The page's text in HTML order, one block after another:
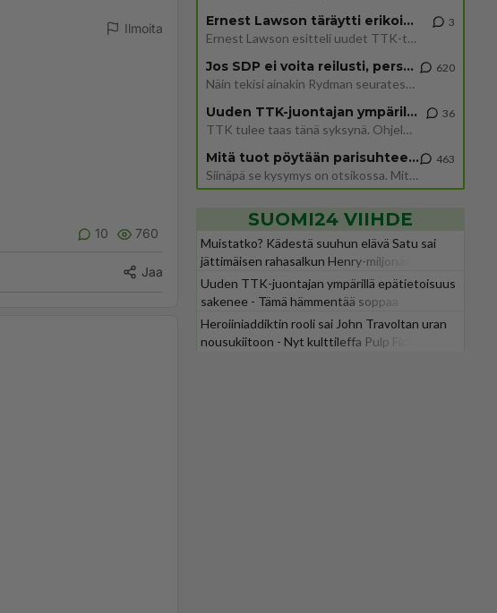
Ilmoita
10 760
Jaa
Ernest Lawson täräytti erikoisen heiton TTK-lehdistötilaisuudessa: " Onko tässä tarkoituksena...?"
Ernest Lawson esitteli uudet TTK-tähtioppilaat ja opettajat torstaina 6.8. lehdistölle. Tulevalla kaudella on yksi hausk
3
Jos SDP ei voita reilusti, persut kumoavat demokratian Suomesta
Näin tekisi ainakin Rydman seuratessaan idolinsa Trumpin mallia https://www.is.fi/politiikka/art-2000012187244.html
620
Uuden TTK-juontajan ympärillä epätietoisuus sakenee - Nyt MTV hämmentää soppaa
TTK tulee taas tänä syksynä. Ohjelman uudet tähtioppilaat julkistetaan torstaina 6. elokuuta klo 14 alkavassa lehdistö
36
Mitä tuot pöytään parisuhteessa?
Siinäpä se kysymys on otsikossa. Mitäpä siis tuot/toisit pöytään parisuhteessa? Oletko mies vai nainen? Koetko sen mitä
463
SUOMI24 VIIHDE
Muistatko? Kädestä suuhun elävä Satu sai
jättimäisen rahasalkun Henry-miljonääriltä
Uuden TTK-juontajan ympärillä epätietoisuus
sakenee - Tämä hämmentää soppaa
Heroiiniaddiktin rooli sai John Travoltan uran
nousukiitoon - Nyt kulttileffa Pulp Fiction